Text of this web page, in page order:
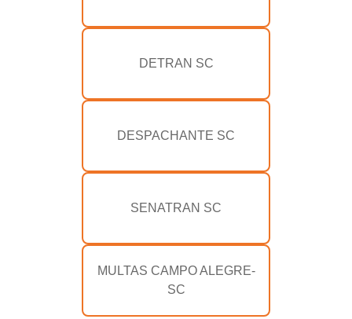
DETRAN SC
DESPACHANTE SC
SENATRAN SC
MULTAS CAMPO ALEGRE-
SC